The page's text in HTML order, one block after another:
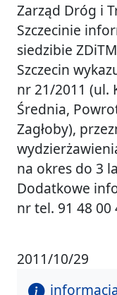
Zarząd Dróg i
Szczecinie
siedzibie
Szczecin
nr 21/2011 (ul.
Średnia,
Zagłoby),
na okres do 3
Dodatkowe
nr tel. 91 48 00
2011/10/29